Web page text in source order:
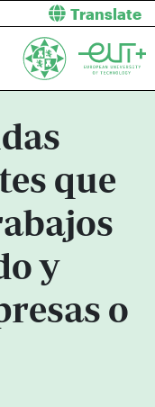
Translate
que
y
o